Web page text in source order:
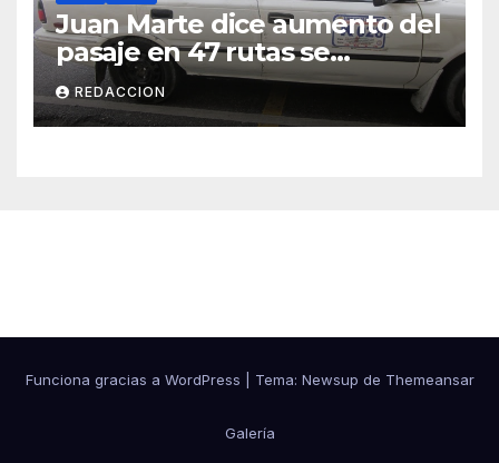
Juan Marte dice aumento del
pasaje en 47 rutas se
mantiene
REDACCION
Funciona gracias a WordPress Tema: Newsup de Themeansar
Galería